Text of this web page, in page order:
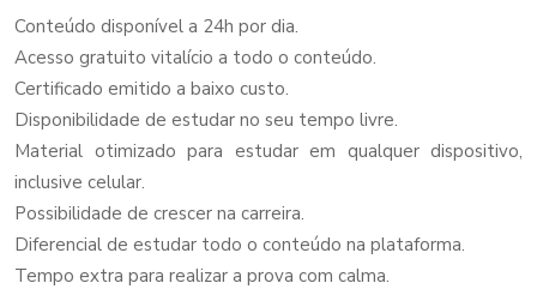
Conteúdo disponível a 24h por dia.
Acesso gratuito vitalício a todo o conteúdo.
Certificado emitido a baixo custo.
Disponibilidade de estudar no seu tempo livre.
Material otimizado para estudar em qualquer dispositivo,
inclusive celular.
Possibilidade de crescer na carreira.
Diferencial de estudar todo o conteúdo na plataforma.
Tempo extra para realizar a prova com calma.